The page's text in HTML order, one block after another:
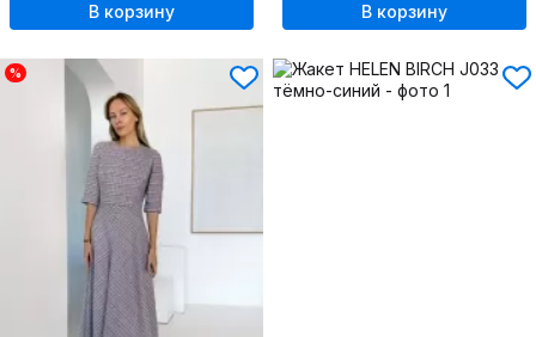
В корзину В корзину
%